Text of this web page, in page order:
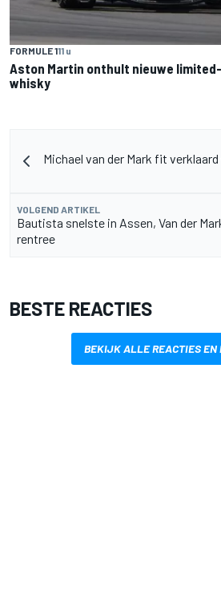
FORMULE 111 u
Aston Martin onthult nieuwe
whisky
Michael van der Mark fit
VOLGEND ARTIKEL
Bautista snelste in Assen, Van der
rentree
BESTE REACTIES
BEKIJK ALLE REACTIES EN